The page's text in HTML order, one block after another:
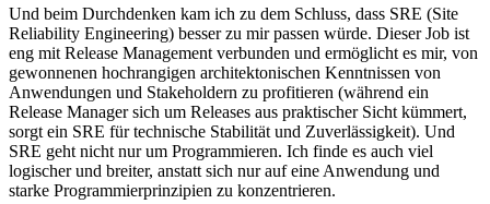
Und beim Durchdenken kam ich zu dem Schluss, dass SRE (Site
Reliability Engineering) besser zu mir passen würde. Dieser Job ist
eng mit Release Management verbunden und ermöglicht es mir, von
gewonnenen hochrangigen architektonischen Kenntnissen von
Anwendungen und Stakeholdern zu profitieren (während ein
Release Manager sich um Releases aus praktischer Sicht kümmert,
sorgt ein SRE für technische Stabilität und Zuverlässigkeit). Und
SRE geht nicht nur um Programmieren. Ich finde es auch viel
logischer und breiter, anstatt sich nur auf eine Anwendung und
starke Programmierprinzipien zu konzentrieren.